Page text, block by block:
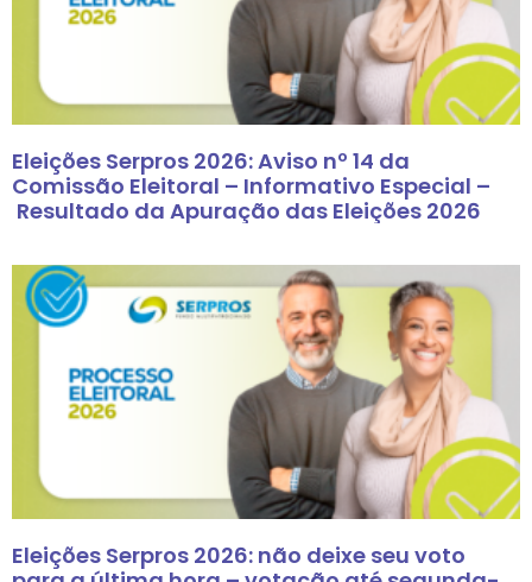
Eleições Serpros 2026: Aviso nº 14 da
Comissão Eleitoral – Informativo Especial –
Resultado da Apuração das Eleições 2026
Eleições Serpros 2026: não deixe seu voto